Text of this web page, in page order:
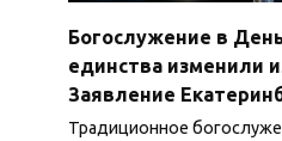
Богослужение в
единства изменили
Заявление
Традиционное